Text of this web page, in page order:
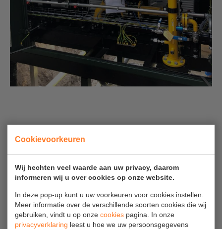
Cookievoorkeuren
Wij hechten veel waarde aan uw privacy, daarom
informeren wij u over cookies op onze website.
In deze pop-up kunt u uw voorkeuren voor cookies instellen.
Meer informatie over de verschillende soorten cookies die wij
gebruiken, vindt u op onze cookies pagina. In onze
privacyverklaring leest u hoe we uw persoonsgegevens